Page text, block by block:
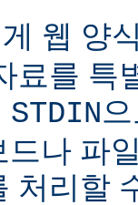
웹 양
료를 특
STDIN
나 파
처리할